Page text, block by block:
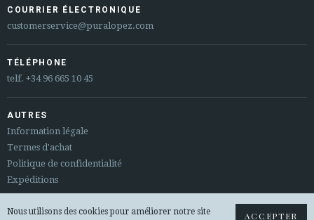
COURRIER ÉLECTRONIQUE
customerservice@puralopez.com
TÉLÉPHONE
telf. +34 96 665 10 45
AUTRES
Information légale
Termes d'achat
Politique de confidentialité
Expéditions
Sitemap ACCEPTER
Nous utilisons des cookies pour améliorer notre site